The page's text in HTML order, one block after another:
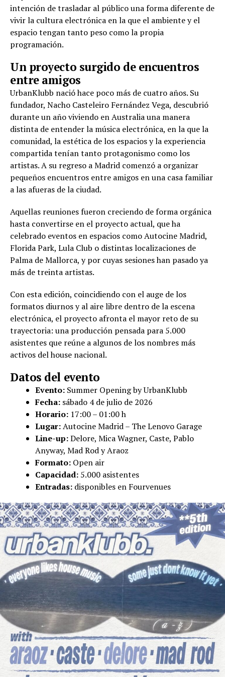
intención de trasladar al público una forma diferente de
vivir la cultura electrónica en la que el ambiente y el
espacio tengan tanto peso como la propia
programación.
Un proyecto surgido de encuentros
entre amigos
UrbanKlubb nació hace poco más de cuatro años. Su
fundador, Nacho Casteleiro Fernández Vega, descubrió
durante un año viviendo en Australia una manera
distinta de entender la música electrónica, en la que la
comunidad, la estética de los espacios y la experiencia
compartida tenían tanto protagonismo como los
artistas. A su regreso a Madrid comenzó a organizar
pequeños encuentros entre amigos en una casa familiar
a las afueras de la ciudad.
Aquellas reuniones fueron creciendo de forma orgánica
hasta convertirse en el proyecto actual, que ha
celebrado eventos en espacios como Autocine Madrid,
Florida Park, Lula Club o distintas localizaciones de
Palma de Mallorca, y por cuyas sesiones han pasado ya
más de treinta artistas.
Con esta edición, coincidiendo con el auge de los
formatos diurnos y al aire libre dentro de la escena
electrónica, el proyecto afronta el mayor reto de su
trayectoria: una producción pensada para 5.000
asistentes que reúne a algunos de los nombres más
activos del house nacional.
Datos del evento
Evento: Summer Opening by UrbanKlubb
Fecha: sábado 4 de julio de 2026
Horario: 17:00 – 01:00 h
Lugar:Autocine Madrid – The Lenovo Garage
Line-up:Delore, Mica Wagner, Caste, Pablo
Anyway, Mad Rod y Araoz
Formato: Open air
Capacidad: 5.000 asistentes
Entradas: disponibles en Fourvenues